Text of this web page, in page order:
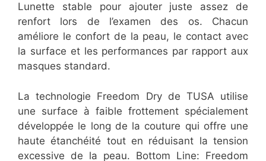
Lunette stable pour ajouter juste assez de
renfort lors de l’examen des os. Chacun
améliore le confort de la peau, le contact avec
la surface et les performances par rapport aux
masques standard.
La technologie Freedom Dry de TUSA utilise
une surface à faible frottement spécialement
développée le long de la couture qui offre une
haute étanchéité tout en réduisant la tension
excessive de la peau. Bottom Line: Freedom